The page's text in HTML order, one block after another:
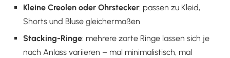
Kleine Creolen oder Ohrstecker: passen zu Kleid,
Shorts und Bluse gleichermaßen
Stacking-Ringe: mehrere zarte Ringe lassen sich je
nach Anlass variieren – mal minimalistisch, mal